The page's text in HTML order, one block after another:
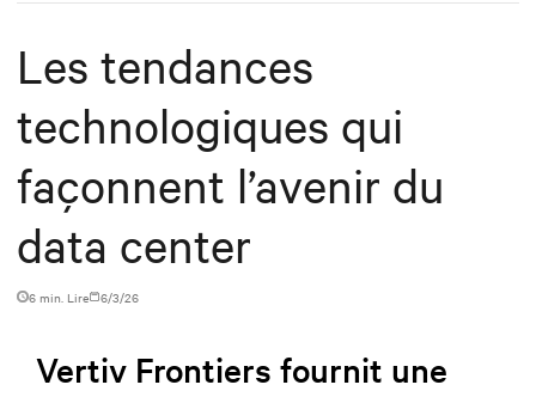
Les tendances
technologiques qui
façonnent l’avenir du
data center
6 min. Lire 6/3/26
Vertiv Frontiers fournit une